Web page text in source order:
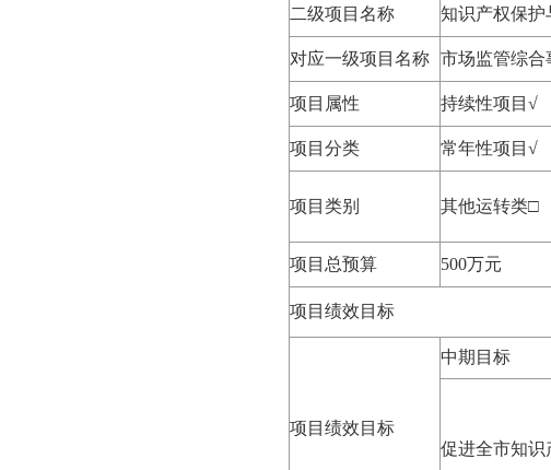
二级项目名称 知识产权保护
对应一级项目名称 市场监管综合
项目属性 持续性项目√
项目分类 常年性项目√
项目类别 其他运转类□
项目总预算 500万元
项目绩效目标
项目绩效目标
中期目标
促进全市知识